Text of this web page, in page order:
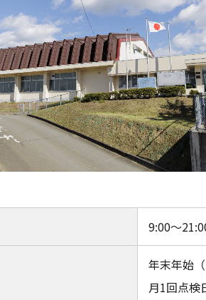
9:00～
年末年始
月1回点検